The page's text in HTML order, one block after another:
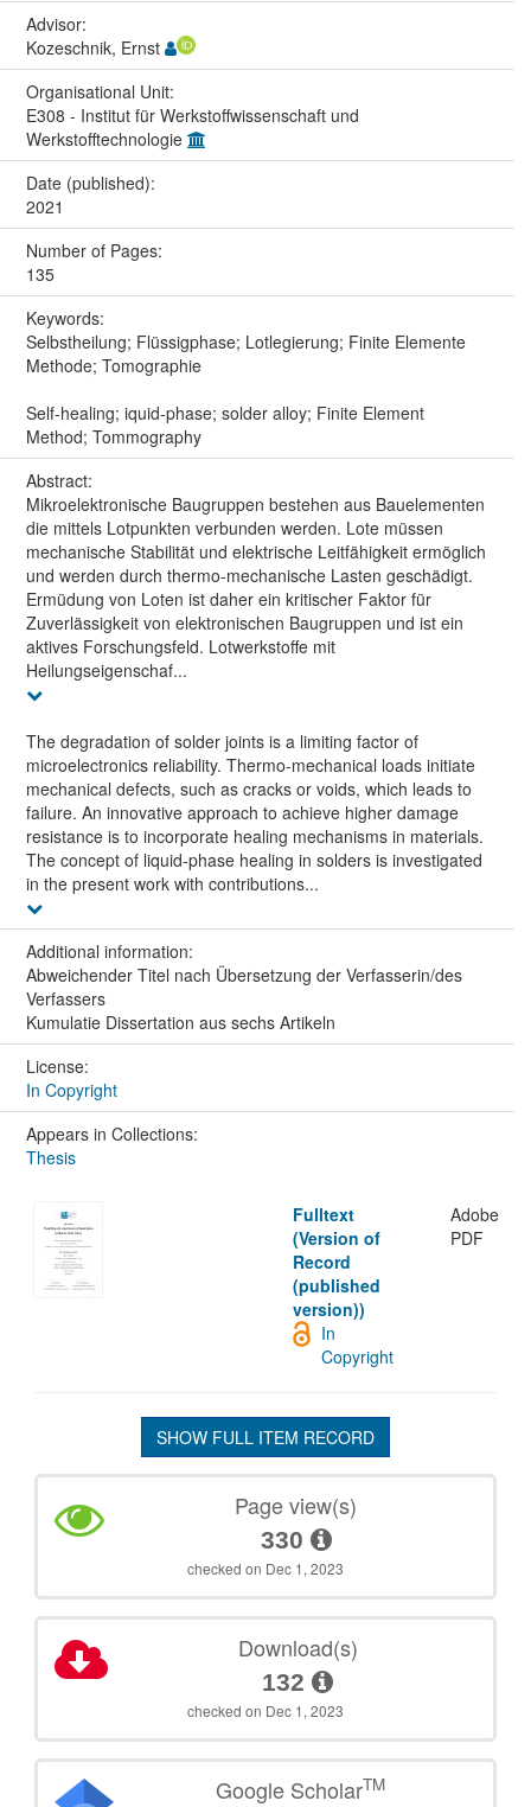
Advisor:
Kozeschnik, Ernst
Organisational Unit:
E308 - Institut für Werkstoffwissenschaft und
Werkstofftechnologie
Date (published):
2021
Number of Pages:
135
Keywords:
Selbstheilung; Flüssigphase; Lotlegierung; Finite Elemente
Methode; Tomographie
Self-healing; iquid-phase; solder alloy; Finite Element
Method; Tommography
Abstract:
Mikroelektronische Baugruppen bestehen aus Bauelementen
die mittels Lotpunkten verbunden werden. Lote müssen
mechanische Stabilität und elektrische Leitfähigkeit ermöglich
und werden durch thermo-mechanische Lasten geschädigt.
Ermüdung von Loten ist daher ein kritischer Faktor für
Zuverlässigkeit von elektronischen Baugruppen und ist ein
aktives Forschungsfeld. Lotwerkstoffe mit
Heilungseigenschaf...
The degradation of solder joints is a limiting factor of
microelectronics reliability. Thermo-mechanical loads initiate
mechanical defects, such as cracks or voids, which leads to
failure. An innovative approach to achieve higher damage
resistance is to incorporate healing mechanisms in materials.
The concept of liquid-phase healing in solders is investigated
in the present work with contributions...
Additional information:
Abweichender Titel nach Übersetzung der Verfasserin/des
Verfassers
Kumulatie Dissertation aus sechs Artikeln
License:
In Copyright
Appears in Collections:
Thesis
Fulltext
(Version of
Record
(published
version))
Adobe
PDF
In
Copyright
SHOW FULL ITEM RECORD
Page view(s)
330
checked on Dec 1, 2023
Download(s)
132
checked on Dec 1, 2023
Google ScholarTM